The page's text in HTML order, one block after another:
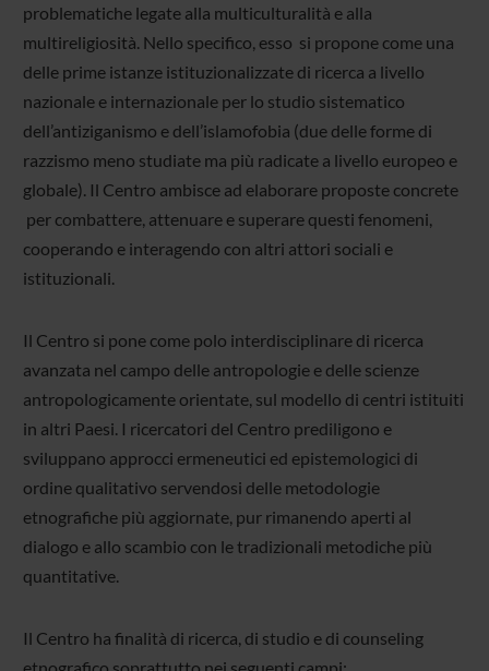
problematiche legate alla multiculturalità e alla
multireligiosità. Nello specifico, esso si propone come una
delle prime istanze istituzionalizzate di ricerca a livello
nazionale e internazionale per lo studio sistematico
dell’antiziganismo e dell’islamofobia (due delle forme di
razzismo meno studiate ma più radicate a livello europeo e
globale). Il Centro ambisce ad elaborare proposte concrete
per combattere, attenuare e superare questi fenomeni,
cooperando e interagendo con altri attori sociali e
istituzionali.
Il Centro si pone come polo interdisciplinare di ricerca
avanzata nel campo delle antropologie e delle scienze
antropologicamente orientate, sul modello di centri istituiti
in altri Paesi. I ricercatori del Centro prediligono e
sviluppano approcci ermeneutici ed epistemologici di
ordine qualitativo servendosi delle metodologie
etnografiche più aggiornate, pur rimanendo aperti al
dialogo e allo scambio con le tradizionali metodiche più
quantitative.
Il Centro ha finalità di ricerca, di studio e di counseling
etnografico soprattutto nei seguenti campi: